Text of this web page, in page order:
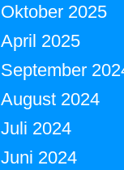
Oktober 2025
April 2025
September
August 2024
Juli 2024
Juni 2024